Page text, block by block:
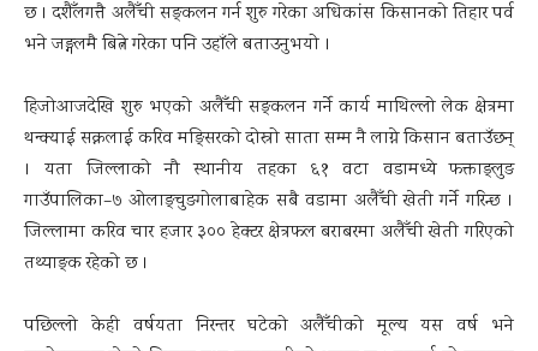
छ । दशैँलगत्तै अलैँची सङ्कलन गर्न शुरु गरेका अधिकांस किसानको तिहार पर्व
भने जङ्गलमै बित्ने गरेका पनि उहाँले बताउनुभयो ।
हिजोआजदेखि शुरु भएको अलैँची सङ्कलन गर्ने कार्य माथिल्लो लेक क्षेत्रमा
थन्क्याई सक्नलाई करिव मङ्सिरको दोस्रो साता सम्म नै लाग्ने किसान बताउँछन्
। यता जिल्लाको नौ स्थानीय तहका ६१ वटा वडामध्ये फक्ताङ्लुङ
गाउँपालिका–७ ओलाङ्चुङगोलाबाहेक सबै वडामा अलैँची खेती गर्ने गरिन्छ ।
जिल्लामा करिव चार हजार ३०० हेक्टर क्षेत्रफल बराबरमा अलैँची खेती गरिएको
तथ्याङ्क रहेको छ ।
पछिल्लो केही वर्षयता निरन्तर घटेको अलैँचीको मूल्य यस वर्ष भने